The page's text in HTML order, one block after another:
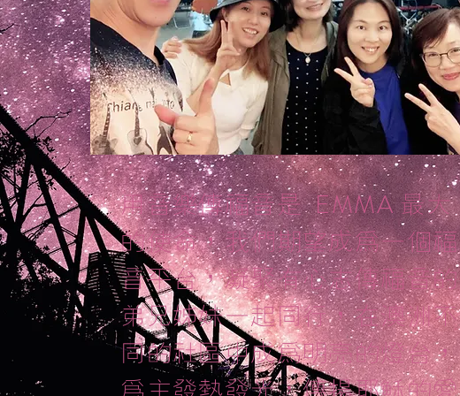
用音樂傳福音是EMMA最大
的使命，我們期望成為一個福
音平台，凝聚有心志傳福音的
弟兄姊妹一起同行，在澳洲不
同的社區中成為明亮的燈台，